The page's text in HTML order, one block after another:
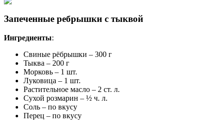
Запеченные ребрышки с тыквой
Ингредиенты:
Свиные рёбрышки – 300 г
Тыква – 200 г
Морковь – 1 шт.
Луковица – 1 шт.
Растительное масло – 2 ст. л.
Сухой розмарин – ½ ч. л.
Соль – по вкусу
Перец – по вкусу